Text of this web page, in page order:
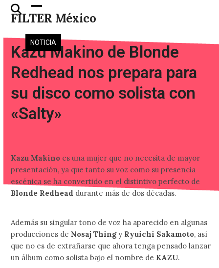
Skip
FILTER México
Open
mobile
menu
Close
mobile
menu
NOTICIA
Kazu Makino de Blonde
Redhead nos prepara para
su disco como solista con
«Salty»
Kazu Makino es una mujer que no necesita de mayor
presentación, ya que tanto su voz como su presencia
escénica se ha convertido en el distintivo perfecto de
Blonde Redhead durante más de dos décadas.
Además su singular tono de voz ha aparecido en algunas
producciones de Nosaj Thingy Ryuichi Sakamoto, así
que no es de extrañarse que ahora tenga pensado lanzar
un álbum como solista bajo el nombre de KAZU.